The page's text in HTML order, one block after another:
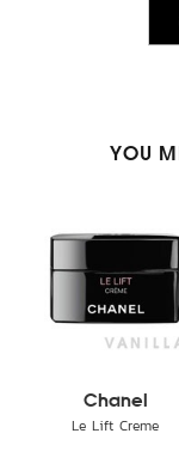
YOU
Chanel
Le Lift Creme